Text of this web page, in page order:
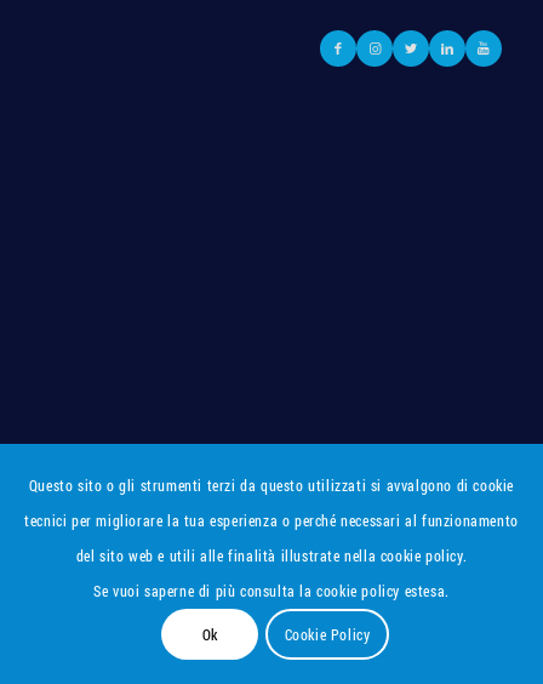
Questo sito o gli strumenti terzi da questo utilizzati si avvalgono di cookie
tecnici per migliorare la tua esperienza o perché necessari al funzionamento
del sito web e utili alle finalità illustrate nella cookie policy.
Se vuoi saperne di più consulta la cookie policy estesa.
Ok Cookie Policy